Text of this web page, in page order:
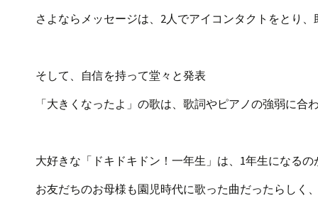
さよならメッセージは、2人でアイコンタクトをとり
そして、自信を持って堂々と発表
「大きくなったよ」の歌は、歌詞やピアノの強弱に合
大好きな「ドキドキドン！一年生」は、1年生になる
お友だちのお母様も園児時代に歌った曲だったらしく